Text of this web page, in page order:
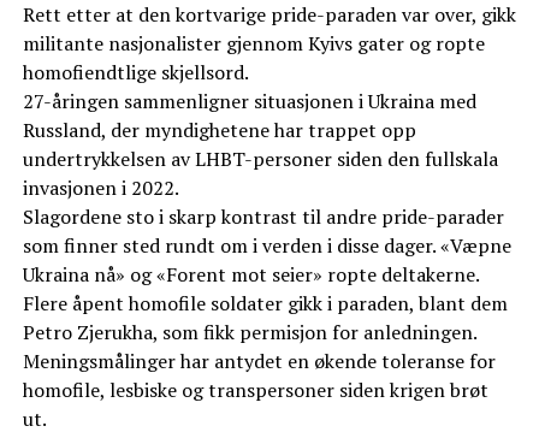
Rett etter at den kortvarige pride-paraden var over, gikk
militante nasjonalister gjennom Kyivs gater og ropte
homofiendtlige skjellsord.
27-åringen sammenligner situasjonen i Ukraina med
Russland, der myndighetene har trappet opp
undertrykkelsen av LHBT-personer siden den fullskala
invasjonen i 2022.
Slagordene sto i skarp kontrast til andre pride-parader
som finner sted rundt om i verden i disse dager. «Væpne
Ukraina nå» og «Forent mot seier» ropte deltakerne.
Flere åpent homofile soldater gikk i paraden, blant dem
Petro Zjerukha, som fikk permisjon for anledningen.
Meningsmålinger har antydet en økende toleranse for
homofile, lesbiske og transpersoner siden krigen brøt
ut.